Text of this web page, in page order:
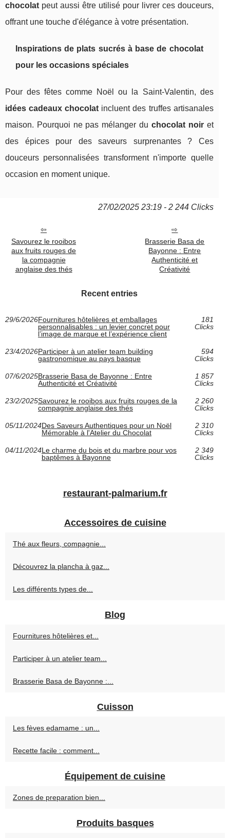
chocolat peut aussi être utilisé pour livrer ces douceurs,
offrant une touche d'élégance à votre présentation.
Inspirations de plats sucrés à base de chocolat
pour les occasions spéciales
Pour des fêtes comme Noël ou la Saint-Valentin, des
idées cadeaux chocolat incluent des truffes artisanales
maison. Pourquoi ne pas mélanger du chocolat noiret
des épices pour des saveurs surprenantes ? Ces
douceurs personnalisées transforment n'importe quelle
occasion en moment unique.
27/02/2025 23:19 - 2 244 Clicks
Savourez le rooibos
aux fruits rouges de
la compagnie
anglaise des thés
Brasserie Basa de
Bayonne : Entre
Authenticité et
Créativité
Recent entries
29/6/2026Fournitures hôtelières et emballages
personnalisables : un levier concret pour
l’image de marque et l’expérience client
181
Clicks
23/4/2026Participer à un atelier team building
gastronomique au pays basque
594
Clicks
07/6/2025Brasserie Basa de Bayonne : Entre
Authenticité et Créativité
1 857
Clicks
23/2/2025Savourez le rooibos aux fruits rouges de la
compagnie anglaise des thés
2 260
Clicks
05/11/2024Des Saveurs Authentiques pour un Noël
Mémorable à l'Atelier du Chocolat
2 310
Clicks
04/11/2024Le charme du bois et du marbre pour vos
baptêmes à Bayonne
2 349
Clicks
restaurant-palmarium.fr
Accessoires de cuisine
Thé aux fleurs, compagnie...
Découvrez la plancha à gaz...
Les différents types de...
Blog
Fournitures hôtelières et...
Participer à un atelier team...
Brasserie Basa de Bayonne :...
Cuisson
Les fèves edamame : un...
Recette facile : comment...
Équipement de cuisine
Zones de preparation bien...
Produits basques